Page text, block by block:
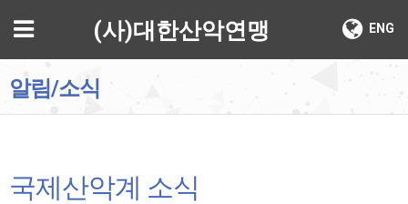
메뉴 ENG
(사)대한산악연맹
알림/소식
국제산악계 소식